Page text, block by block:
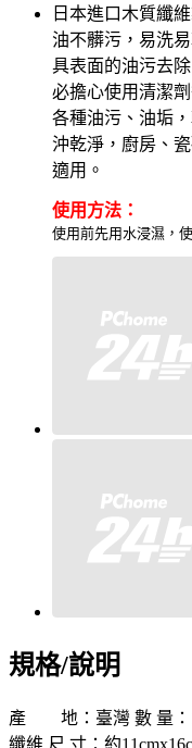
日本進口木質纖
油不髒污，易洗
具表面的油污去
必擔心使用清潔
各種油污、油垢
沖乾淨，廚房、
適用。
使用方法：
使用前先用水浸濕，
規格/說明
產 地：臺灣 數 量：
纖維 尺 寸：約